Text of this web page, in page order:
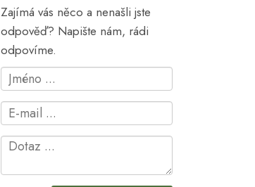
Zajímá vás něco a nenašli jste
odpověď? Napište nám, rádi
odpovíme.